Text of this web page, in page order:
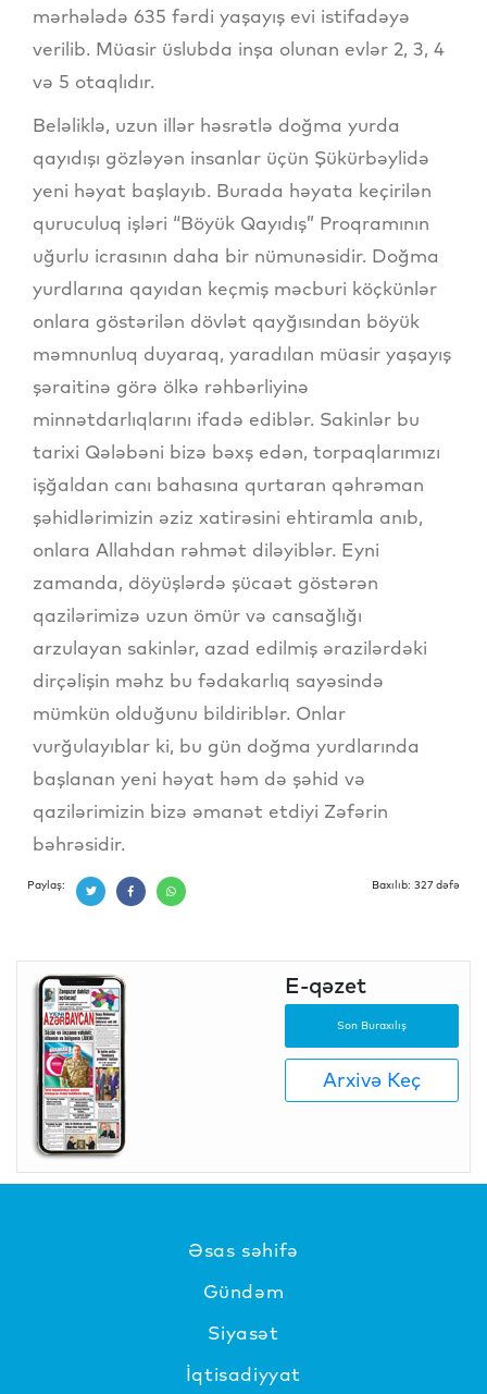
mərhələdə 635 fərdi yaşayış evi istifadəyə
verilib. Müasir üslubda inşa olunan evlər 2, 3, 4
və 5 otaqlıdır.
Beləliklə, uzun illər həsrətlə doğma yurda
qayıdışı gözləyən insanlar üçün Şükürbəylidə
yeni həyat başlayıb. Burada həyata keçirilən
quruculuq işləri “Böyük Qayıdış” Proqramının
uğurlu icrasının daha bir nümunəsidir. Doğma
yurdlarına qayıdan keçmiş məcburi köçkünlər
onlara göstərilən dövlət qayğısından böyük
məmnunluq duyaraq, yaradılan müasir yaşayış
şəraitinə görə ölkə rəhbərliyinə
minnətdarlıqlarını ifadə ediblər. Sakinlər bu
tarixi Qələbəni bizə bəxş edən, torpaqlarımızı
işğaldan canı bahasına qurtaran qəhrəman
şəhidlərimizin əziz xatirəsini ehtiramla anıb,
onlara Allahdan rəhmət diləyiblər. Eyni
zamanda, döyüşlərdə şücaət göstərən
qazilərimizə uzun ömür və cansağlığı
arzulayan sakinlər, azad edilmiş ərazilərdəki
dirçəlişin məhz bu fədakarlıq sayəsində
mümkün olduğunu bildiriblər. Onlar
vurğulayıblar ki, bu gün doğma yurdlarında
başlanan yeni həyat həm də şəhid və
qazilərimizin bizə əmanət etdiyi Zəfərin
bəhrəsidir.
Paylaş: Baxılıb: 327 dəfə
E-qəzet
Son Buraxılış
Arxivə Keç
Əsas səhifə
Gündəm
Siyasət
İqtisadiyyat